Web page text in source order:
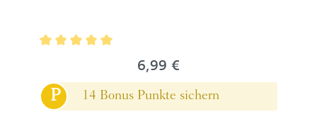
Durchschnittliche Bewertung von 5 von 5 Sternen
6,99 €
P
14 Bonus Punkte sichern